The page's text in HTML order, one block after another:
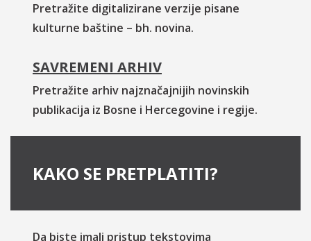
Pretražite digitalizirane verzije pisane
kulturne baštine – bh. novina.
SAVREMENI ARHIV
Pretražite arhiv najznačajnijih novinskih
publikacija iz Bosne i Hercegovine i regije.
KAKO SE PRETPLATITI?
Da biste imali pristup tekstovima